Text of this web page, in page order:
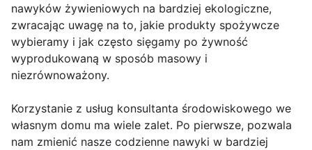
nawyków żywieniowych na bardziej ekologiczne,
zwracając uwagę na to, jakie produkty spożywcze
wybieramy i jak często sięgamy po żywność
wyprodukowaną w sposób masowy i
niezrównoważony.
Korzystanie z usług konsultanta środowiskowego we
własnym domu ma wiele zalet. Po pierwsze, pozwala
nam zmienić nasze codzienne nawyki w bardziej